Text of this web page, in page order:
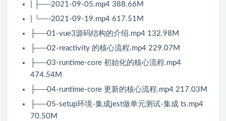
| ├──2021-09-05.mp4 388.66M
| └──2021-09-19.mp4 617.51M
├──01-vue3源码结构的介绍.mp4 132.98M
├──02-reactivity 的核心流程.mp4 229.07M
├──03-runtime-core 初始化的核心流程.mp4
474.54M
├──04-runtime-core 更新的核心流程.mp4 217.03M
├──05-setup环境-集成jest做单元测试-集成 ts.mp4
70.50M